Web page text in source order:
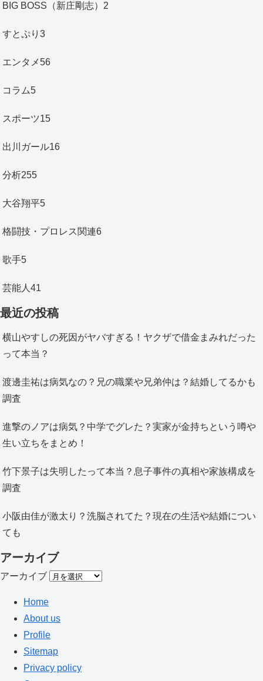
BIG BOSS（新庄剛志） 2
すとぷり 3
エンタメ56
コラム5
スポーツ15
出川ガール16
分析255
大谷翔平5
格闘技・プロレス関連6
歌手5
芸能人 41
最近の投稿
横山やすしの死因がヤバすぎる！ヤクザで借金まみれだった
って本当？
渡邊圭祐は病気なの？兄の職業や兄弟仲は？結婚してるかも
調査
進撃のノアは病気？中学でグレた？実家が金持ちという噂や
生い立ちをまとめ！
竹下景子は失明したって本当？息子事件の真相や家族構成を
調査
小阪由佳が激太り？洗脳されてた？現在の生活や結婚につい
ても
アーカイブ
アーカイブ
Home
About us
Profile
Sitemap
Privacy policy